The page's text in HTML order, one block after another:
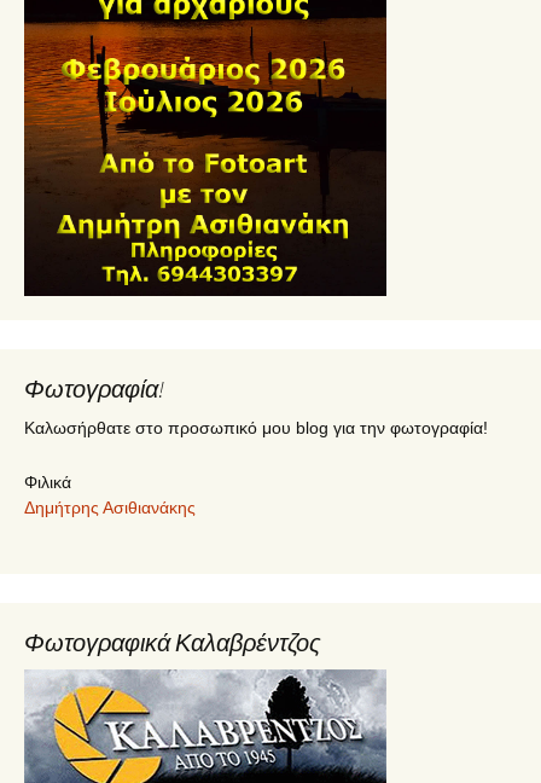
Φωτογραφία!
Καλωσήρθατε στο προσωπικό μου blog για την φωτογραφία!
Φιλικά
Δημήτρης Ασιθιανάκης
Φωτογραφικά Καλαβρέντζος